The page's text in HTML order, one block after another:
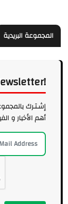
المجموعة البريدية
إشـتـرك
أهم الأخبار و